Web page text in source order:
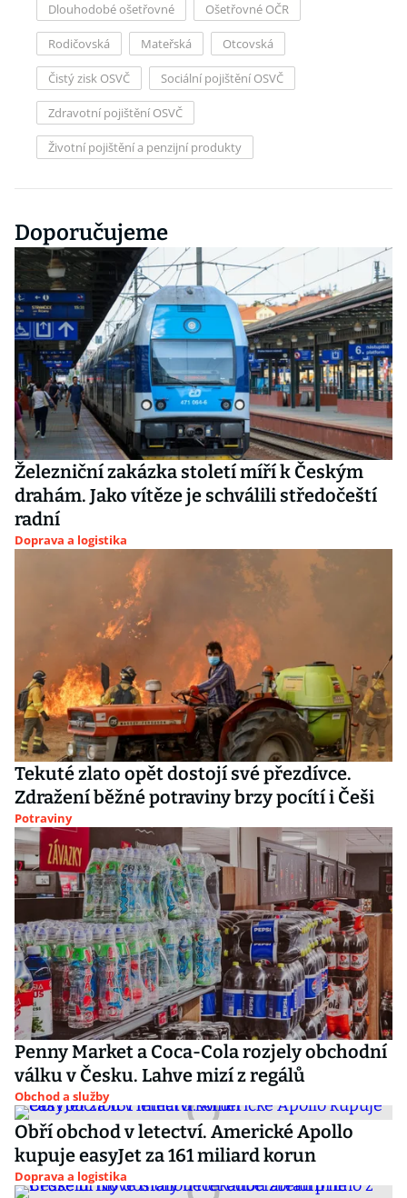
Dlouhodobé ošetřovné Ošetřovné OČR
Rodičovská Mateřská Otcovská
Čistý zisk OSVČ Sociální pojištění OSVČ
Zdravotní pojištění OSVČ
Životní pojištění a penzijní produkty
Doporučujeme
Železniční zakázka století míří k Českým
drahám. Jako vítěze je schválili středočeští
radní
Doprava a logistika
Tekuté zlato opět dostojí své přezdívce.
Zdražení běžné potraviny brzy pocítí i Češi
Potraviny
Penny Market a Coca-Cola rozjely obchodní
válku v Česku. Lahve mizí z regálů
Obchod a služby
Obří obchod v letectví. Americké Apollo
kupuje easyJet za 161 miliard korun
Doprava a logistika